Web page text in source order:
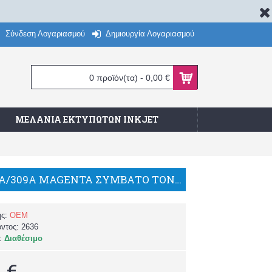
Σύνδεση Λογαριασμού Δημιουργία Λογαριασμού
0 προϊόν(τα) - 0,00 €
ΜΕΛΆΝΙΑ ΕΚΤΥΠΩΤΏΝ INKJET
HP Q2673A/309A MAGENTA ΣΥΜΒΑΤΟ TONER ΓΙΑ ΕΚΤΥΠΩΤΕΣ 3500/3550/BP
OEM
2636
Διαθέσιμο